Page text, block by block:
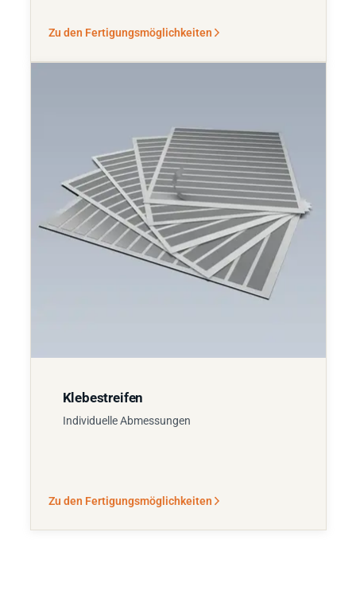
Zu den Fertigungsmöglichkeiten
Klebestreifen
Individuelle Abmessungen
Zu den Fertigungsmöglichkeiten